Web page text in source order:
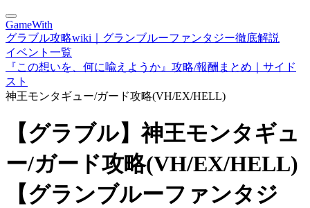
GameWith
グラブル攻略wiki｜グランブルーファンタジー徹底解説
イベント一覧
『この想いを、何に喩えようか』攻略/報酬まとめ｜サイド
スト
神王モンタギュー/ガード攻略(VH/EX/HELL)
【グラブル】神王モンタギュ
ー/ガード攻略(VH/EX/HELL)
【グランブルーファンタジ